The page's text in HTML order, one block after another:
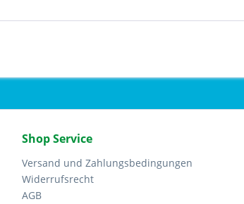
Shop Service
Versand und Zahlungsbedingungen
Widerrufsrecht
AGB